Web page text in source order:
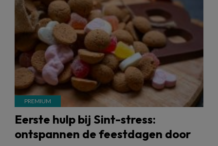
Eerste hulp bij Sint-stress:
ontspannen de feestdagen door